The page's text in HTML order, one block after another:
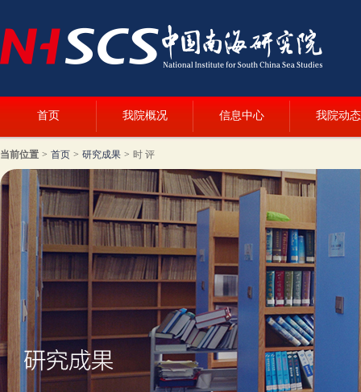
首页 我院概况 信息中心 我院动态
当前位置 > 首页 > 研究成果 > 时 评